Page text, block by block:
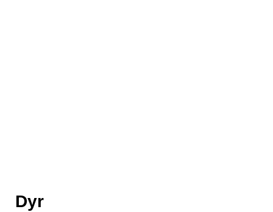
Dyr